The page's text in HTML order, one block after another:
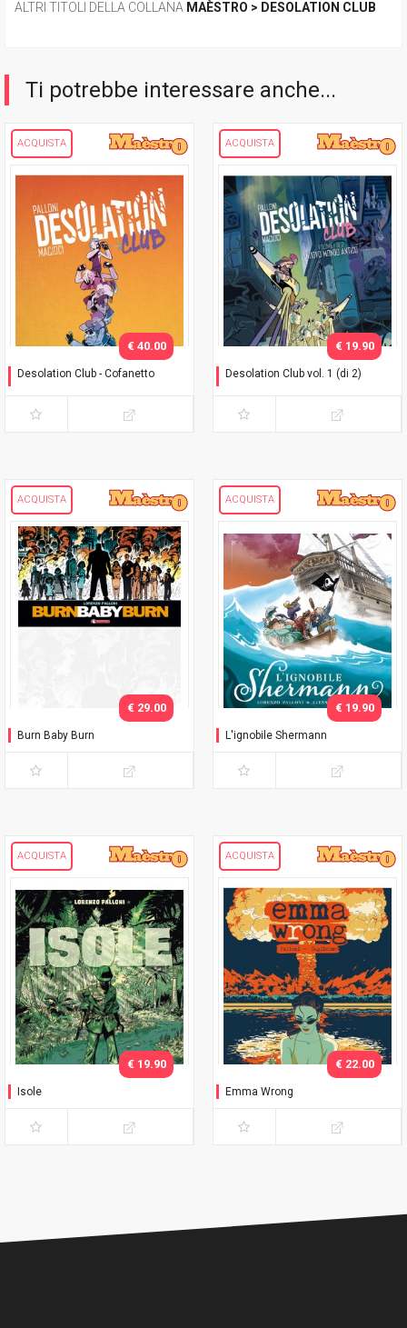
ALTRI TITOLI DELLA COLLANA MAÈSTRO > DESOLATION CLUB
Ti potrebbe interessare anche...
ACQUISTA
Desolation Club - Cofanetto
e vol.2
€ 40.00
ACQUISTA
Desolation Club vol. 1 (di 2)
€ 19.90
ACQUISTA
Burn Baby Burn
€ 29.00
ACQUISTA
L'ignobile Shermann
€ 19.90
ACQUISTA
Isole
€ 19.90
ACQUISTA
Emma Wrong
€ 22.00